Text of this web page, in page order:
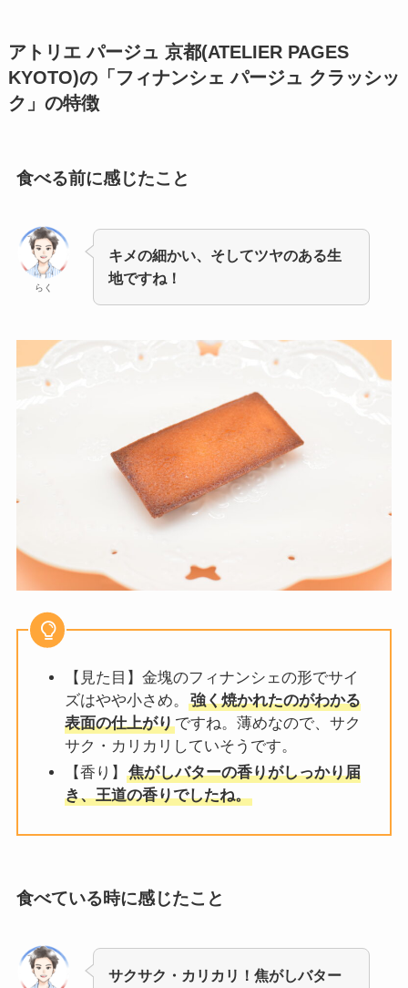
アトリエ パージュ 京都(ATELIER PAGES
KYOTO)の「フィナンシェ パージュ クラッシッ
ク」 の特徴
食べる前に感じたこと
らく
キメの細かい、そしてツヤのある生
地ですね！
【見た目】金塊のフィナンシェの形でサイ
ズはやや小さめ。
強く焼かれたのがわかる
表面の仕上がりですね。薄めなので、サク
サク・カリカリしていそうです。
【香り】
焦がしバターの香りがしっかり届
き、王道の香りでしたね。
食べている時に感じたこと
サクサク・カリカリ！焦がしバター